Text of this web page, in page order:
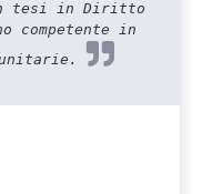
tesi in Diritto
competente in